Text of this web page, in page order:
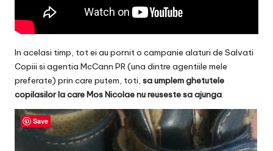
In acelasi timp, tot ei au pornit o campanie alaturi de Salvati
Copiii si agentia McCann PR (una dintre agentiile mele
preferate) prin care putem, toti, sa umplem ghetutele
copilasilor la care Mos Nicolae nu reuseste sa ajunga.
Save